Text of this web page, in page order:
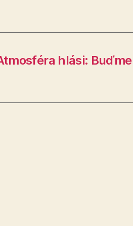
hlási: